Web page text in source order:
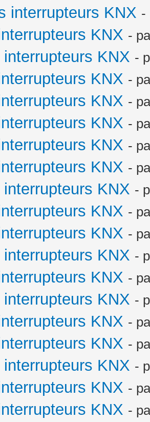
interrupteurs KNX -
KNX -
KNX -
KNX -
KNX -
KNX -
KNX -
KNX -
KNX -
KNX -
KNX -
KNX -
KNX -
KNX -
KNX -
KNX -
KNX -
KNX -
KNX -